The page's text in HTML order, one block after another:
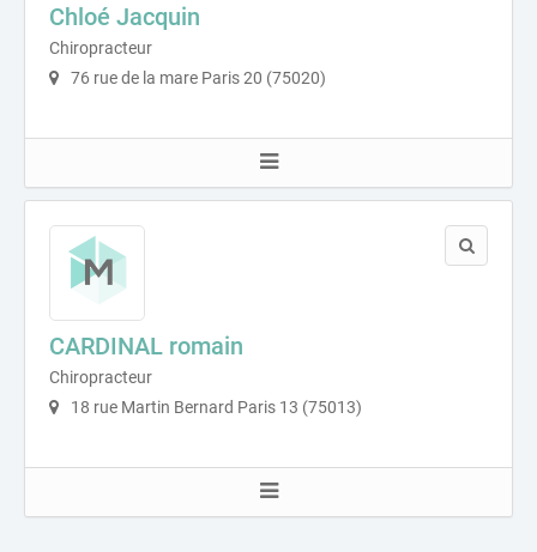
Chloé Jacquin
Chiropracteur
76 rue de la mare Paris 20 (75020)
CARDINAL romain
Chiropracteur
18 rue Martin Bernard Paris 13 (75013)